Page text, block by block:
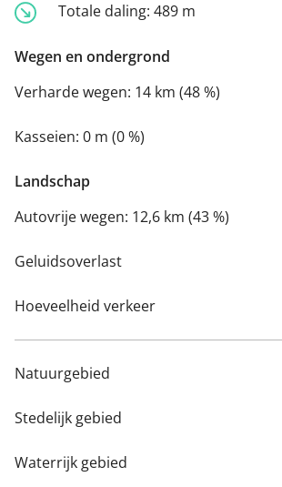
Totale daling: 489 m
Wegen en ondergrond
Verharde wegen: 14 km (48 %)
Kasseien: 0 m (0 %)
Landschap
Autovrije wegen: 12,6 km (43 %)
Geluidsoverlast
Hoeveelheid verkeer
Natuurgebied
Stedelijk gebied
Waterrijk gebied